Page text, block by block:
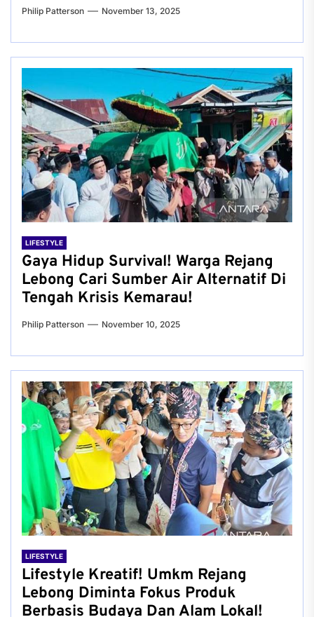
Philip Patterson November 13, 2025
LIFESTYLE
Gaya Hidup Survival! Warga Rejang
Lebong Cari Sumber Air Alternatif Di
Tengah Krisis Kemarau!
Philip Patterson November 10, 2025
LIFESTYLE
Lifestyle Kreatif! Umkm Rejang
Lebong Diminta Fokus Produk
Berbasis Budaya Dan Alam Lokal!